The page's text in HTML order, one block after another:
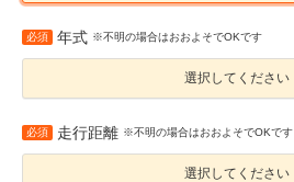
必須 年式 ※不明の場合はおおよそでOKです
選択してください
必須 走行距離 ※不明の場合はおおよそでOKです
選択してください